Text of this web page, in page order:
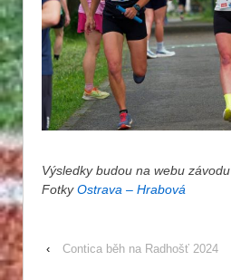
Výsledky budou na webu závodu
FotkyOstrava – Hrabová
‹ Contica běh na Radhošť 2024